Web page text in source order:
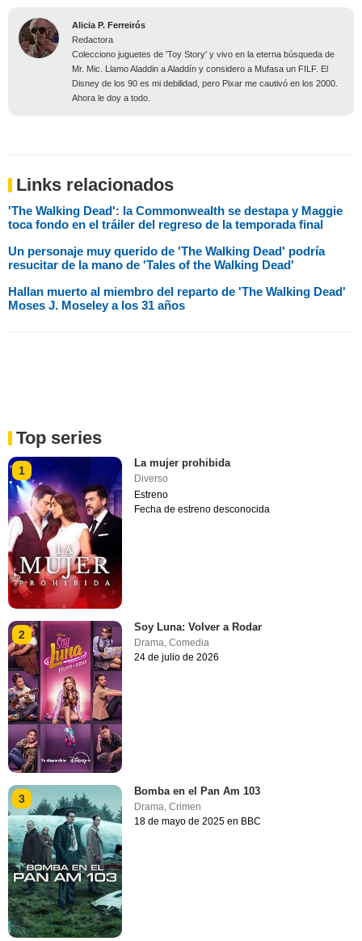
Alicia P. Ferreirós
Redactora
Colecciono juguetes de 'Toy Story' y vivo en la eterna búsqueda de
Mr. Mic. Llamo Aladdin a Aladdín y considero a Mufasa un FILF. El
Disney de los 90 es mi debilidad, pero Pixar me cautivó en los 2000.
Ahora le doy a todo.
Links relacionados
'The Walking Dead': la Commonwealth se destapa y Maggie
toca fondo en el tráiler del regreso de la temporada final
Un personaje muy querido de 'The Walking Dead' podría
resucitar de la mano de 'Tales of the Walking Dead'
Hallan muerto al miembro del reparto de 'The Walking Dead'
Moses J. Moseley a los 31 años
Top series
1
La mujer prohibida
Diverso
Estreno
Fecha de estreno desconocida
2
Soy Luna: Volver a Rodar
Drama,Comedia
24 de julio de 2026
3
Bomba en el Pan Am 103
Drama,Crimen
18 de mayo de 2025 en BBC